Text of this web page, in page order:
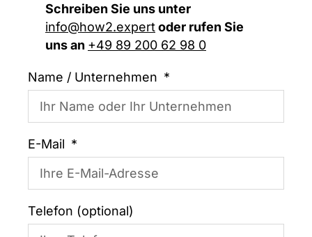
Schreiben Sie uns unter
info@how2.expertoder rufen Sie
uns an +49 89 200 62 98 0
Name / Unternehmen
E-Mail
Telefon (optional)